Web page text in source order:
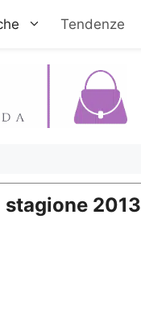
Tendenze
2013